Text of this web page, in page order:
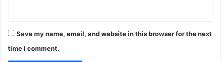
Save my name, email, and website in this browser for the next
time I comment.